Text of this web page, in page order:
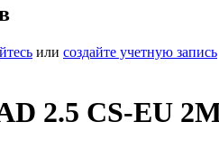
или создайте учетную запись
2.5 CS-EU